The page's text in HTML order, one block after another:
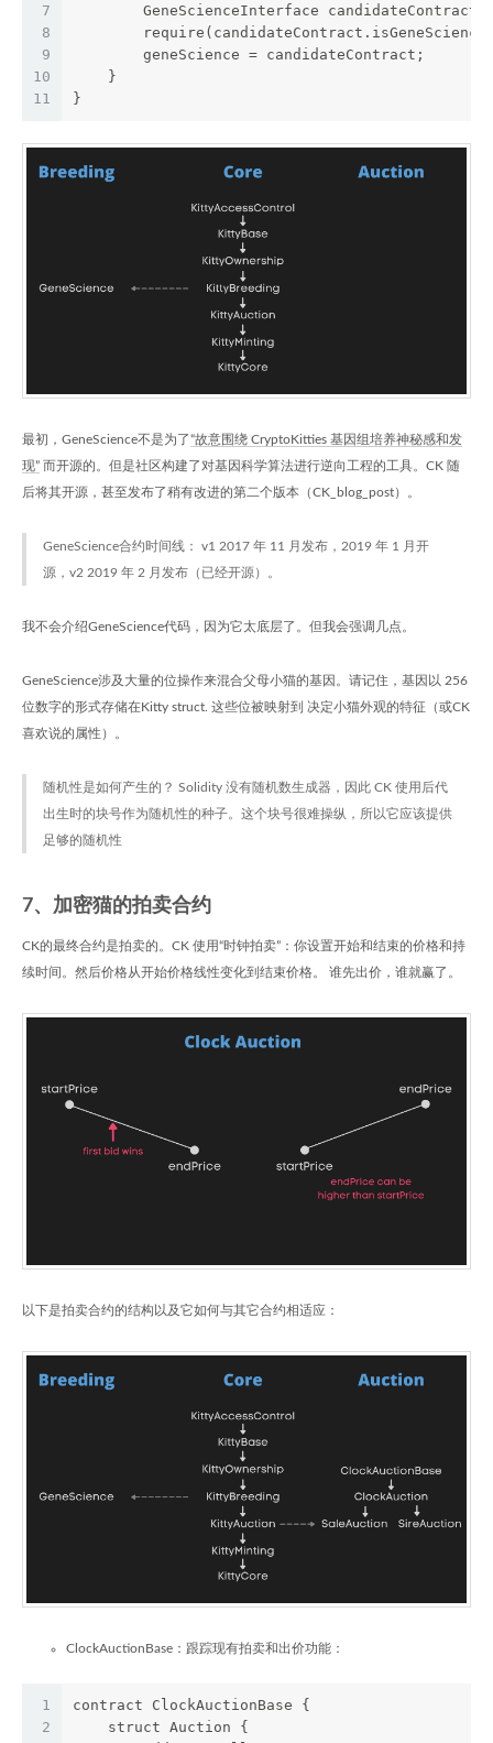
7
8
9
10
11
GeneScienceInterface candidateContract
        geneScience = candidateContract;
    }
}
最初，GeneScience不是为了“故意围绕 CryptoKitties 基因组培养神秘感和发
现” 而开源的。但是社区构建了对基因科学算法进行逆向工程的工具。CK 随
后将其开源，甚至发布了稍有改进的第二个版本（CK_blog_post）。
GeneScience合约时间线： v1 2017 年 11 月发布，2019 年 1 月开
源，v2 2019 年 2 月发布（已经开源）。
我不会介绍GeneScience代码，因为它太底层了。但我会强调几点。
GeneScience涉及大量的位操作来混合父母小猫的基因。请记住，基因以 256
位数字的形式存储在Kitty struct. 这些位被映射到 决定小猫外观的特征（或CK
喜欢说的属性）。
随机性是如何产生的？ Solidity 没有随机数生成器，因此 CK 使用后代
出生时的块号作为随机性的种子。这个块号很难操纵，所以它应该提供
足够的随机性
7、加密猫的拍卖合约
CK的最终合约是拍卖的。CK 使用“时钟拍卖”：你设置开始和结束的价格和持
续时间。然后价格从开始价格线性变化到结束价格。 谁先出价，谁就赢了。
以下是拍卖合约的结构以及它如何与其它合约相适应：
ClockAuctionBase：跟踪现有拍卖和出价功能：
1
2
contract ClockAuctionBase {
    struct Auction {